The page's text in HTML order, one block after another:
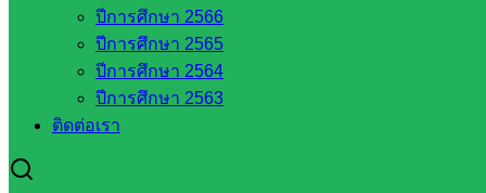
ปีการศึกษา 2566
ปีการศึกษา 2565
ปีการศึกษา 2564
ปีการศึกษา 2563
ติดต่อเรา
หน่วยงาน
ในจังหวัด
สระแก้ว